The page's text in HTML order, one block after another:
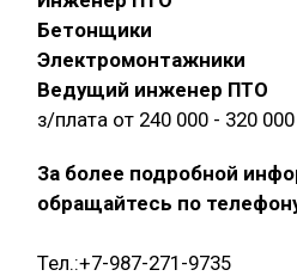
Бетонщики
Электромонтажники
Ведущий инженер ПТО
з/плата от 240 000 - 320 000
За более подробной
обращайтесь по
Тел.:+7-987-271-9735